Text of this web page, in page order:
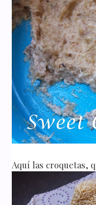
Aquí las croquetas,